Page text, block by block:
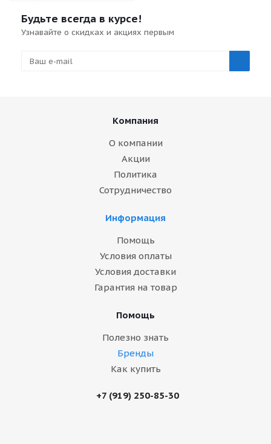
Будьте всегда в курсе!
Узнавайте о скидках и акциях первым
Компания
О компании
Акции
Политика
Сотрудничество
Информация
Помощь
Условия оплаты
Условия доставки
Гарантия на товар
Помощь
Полезно знать
Бренды
Как купить
+7 (919) 250-85-30